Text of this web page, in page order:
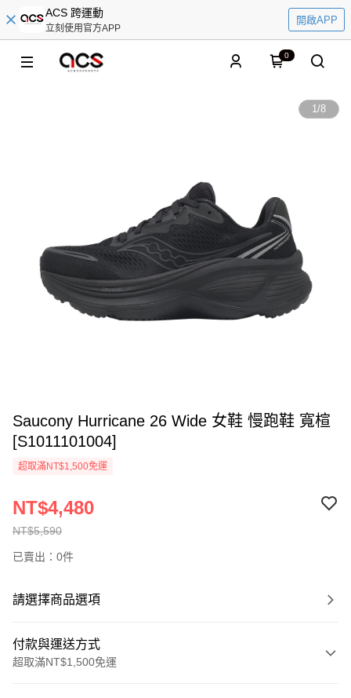
ACS 跨運動
立刻使用官方APP
開啟APP
0
1/8
Saucony Hurricane 26 Wide 女鞋 慢跑鞋 寬楦
[S1011101004]
超取滿NT$1,500免運
NT$5,590
NT$4,480
已賣出：0件
請選擇商品選項
付款與運送方式
超取滿NT$1,500免運